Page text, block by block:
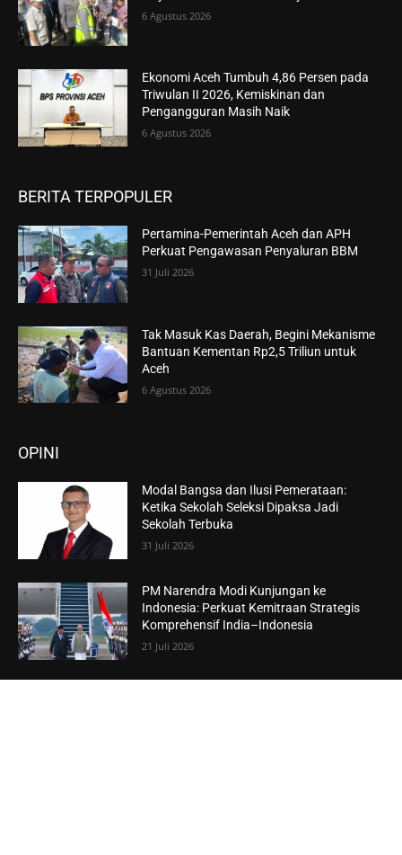
6 Agustus 2026
Ekonomi Aceh Tumbuh 4,86 Persen pada
Triwulan II 2026, Kemiskinan dan
Pengangguran Masih Naik
6 Agustus 2026
BERITA TERPOPULER
Pertamina-Pemerintah Aceh dan APH
Perkuat Pengawasan Penyaluran BBM
31 Juli 2026
Tak Masuk Kas Daerah, Begini Mekanisme
Bantuan Kementan Rp2,5 Triliun untuk
Aceh
6 Agustus 2026
OPINI
Modal Bangsa dan Ilusi Pemerataan:
Ketika Sekolah Seleksi Dipaksa Jadi
Sekolah Terbuka
31 Juli 2026
PM Narendra Modi Kunjungan ke
Indonesia: Perkuat Kemitraan Strategis
Komprehensif India–Indonesia
21 Juli 2026